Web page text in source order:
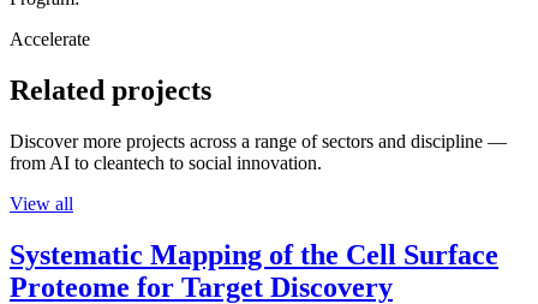
Accelerate
Related projects
Discover more projects across a range of sectors and discipline —
from AI to cleantech to social innovation.
View all
Systematic Mapping of the Cell Surface
Proteome for Target Discovery